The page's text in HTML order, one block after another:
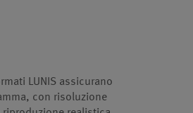
LUNIS assicurano
con risoluzione